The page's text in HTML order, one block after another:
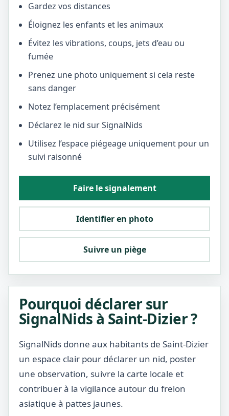
Gardez vos distances
Éloignez les enfants et les animaux
Évitez les vibrations, coups, jets d’eau ou
fumée
Prenez une photo uniquement si cela reste
sans danger
Notez l’emplacement précisément
Déclarez le nid sur SignalNids
Utilisez l’espace piégeage uniquement pour un
suivi raisonné
Faire le signalement
Identifier en photo
Suivre un piège
Pourquoi déclarer sur
SignalNids à Saint-Dizier ?
SignalNids donne aux habitants de Saint-Dizier
un espace clair pour déclarer un nid, poster
une observation, suivre la carte locale et
contribuer à la vigilance autour du frelon
asiatique à pattes jaunes.